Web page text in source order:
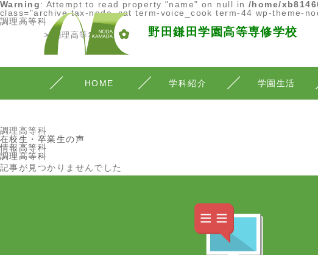
Warning: Attempt to read property "name" on null in /home/
class="archive tax-noda_cat term-voice_cook term-44 wp-theme-
野田鎌田学園高等専修学校
HOME 学科紹介 学園生活
調理高等科
> 調理高等科
カリキュラム 資格・検定
調理高等科
在校生・卒業生の声
情報高等科
調理高等科
記事が見つかりませんでした